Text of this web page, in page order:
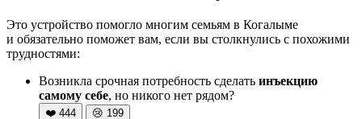
Это устройство помогло многим семьям в Когалыме
и обязательно поможет вам, если вы столкнулись с похожими
трудностями:
Возникла срочная потребность сделать инъекцию
самому себе, но никого нет рядом?
❤️ 444 😢 199